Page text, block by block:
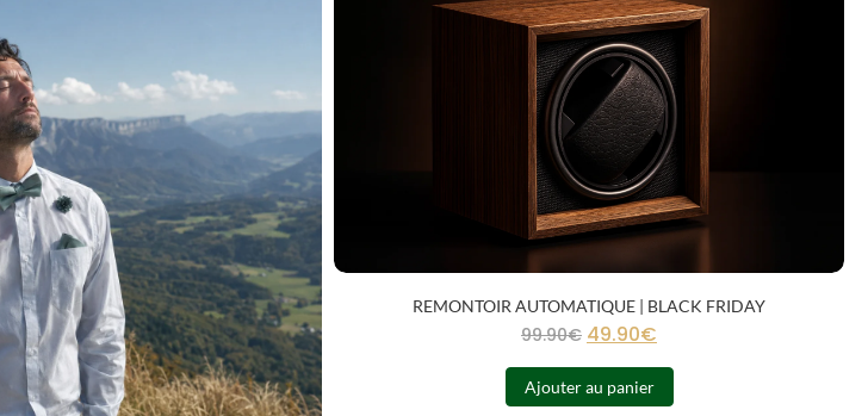
REMONTOIR AUTOMATIQUE | BLACK FRIDAY
99.90€ 49.90€
Ajouter au panier